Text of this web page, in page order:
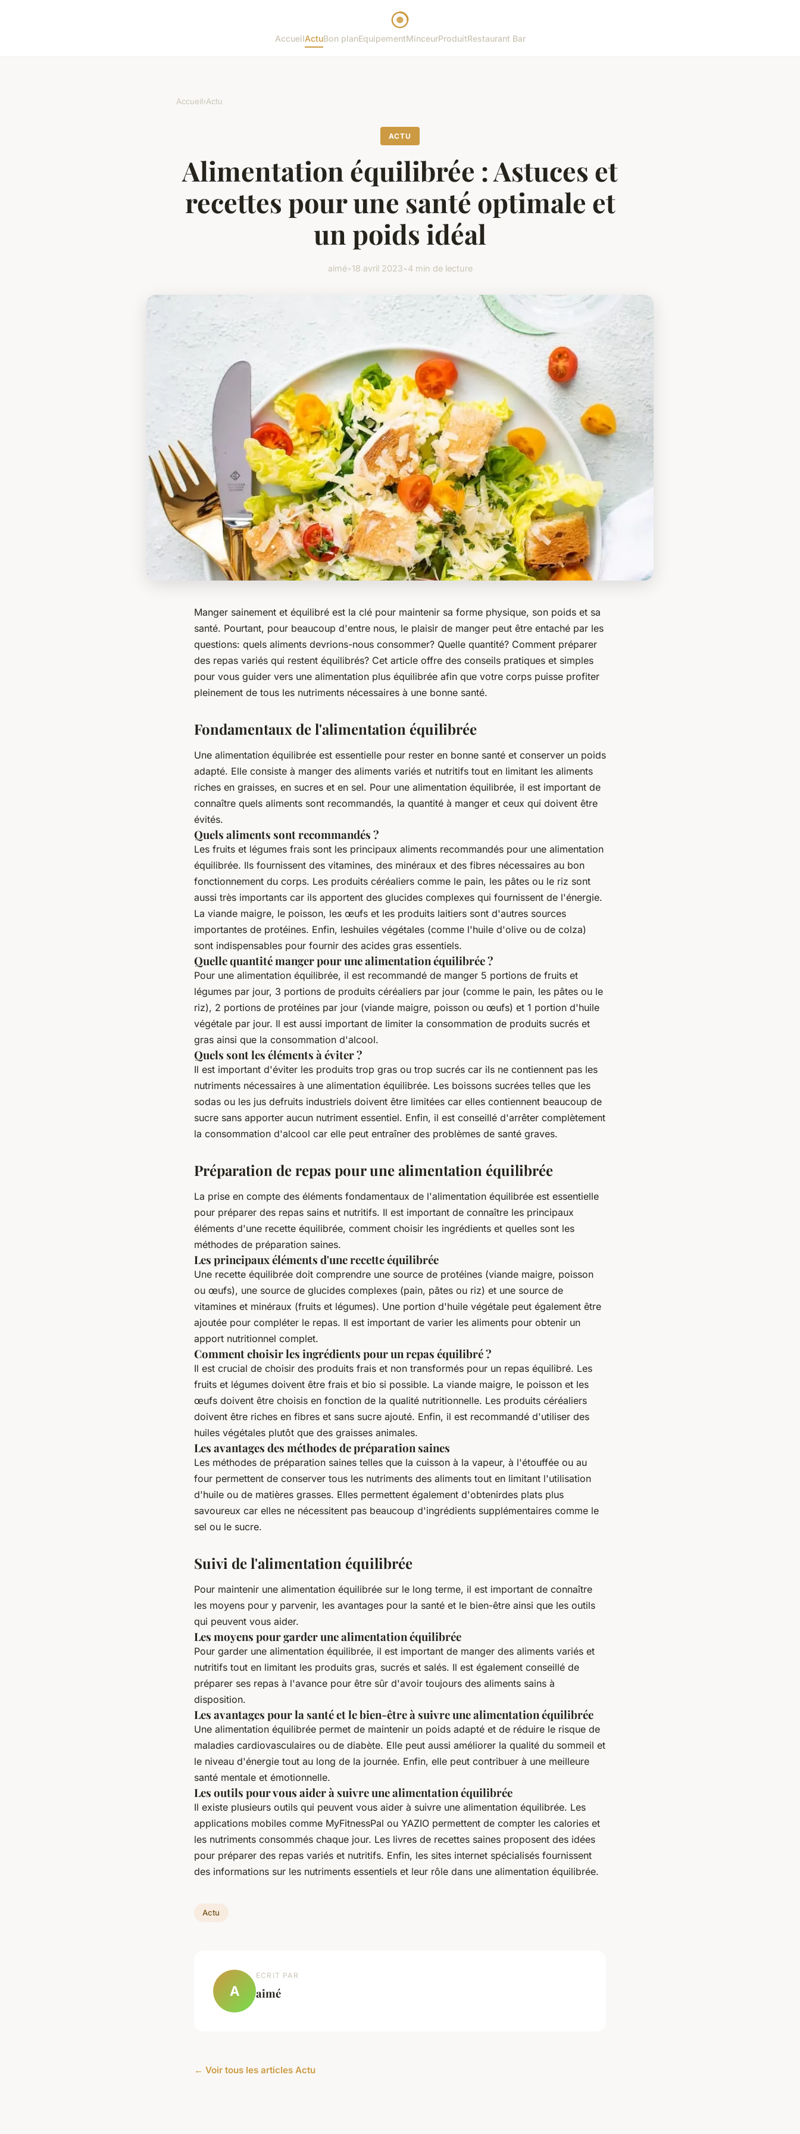
AccueilActuBon planEquipementMinceurProduitRestaurant Bar
Accueil›Actu
ACTU
Alimentation équilibrée : Astuces et
recettes pour une santé optimale et
un poids idéal
aimé•18 avril 2023•4 min de lecture
Manger sainement et équilibré est la clé pour maintenir sa forme physique, son poids et sa
santé. Pourtant, pour beaucoup d'entre nous, le plaisir de manger peut être entaché par les
questions: quels aliments devrions-nous consommer? Quelle quantité? Comment préparer
des repas variés qui restent équilibrés? Cet article offre des conseils pratiques et simples
pour vous guider vers une alimentation plus équilibrée afin que votre corps puisse profiter
pleinement de tous les nutriments nécessaires à une bonne santé.
Fondamentaux de l'alimentation équilibrée
Une alimentation équilibrée est essentielle pour rester en bonne santé et conserver un poids
adapté. Elle consiste à manger des aliments variés et nutritifs tout en limitant les aliments
riches en graisses, en sucres et en sel. Pour une alimentation équilibrée, il est important de
connaître quels aliments sont recommandés, la quantité à manger et ceux qui doivent être
évités.
Quels aliments sont recommandés ?
Les fruits et légumes frais sont les principaux aliments recommandés pour une alimentation
équilibrée. Ils fournissent des vitamines, des minéraux et des fibres nécessaires au bon
fonctionnement du corps. Les produits céréaliers comme le pain, les pâtes ou le riz sont
aussi très importants car ils apportent des glucides complexes qui fournissent de l'énergie.
La viande maigre, le poisson, les œufs et les produits laitiers sont d'autres sources
importantes de protéines. Enfin, leshuiles végétales (comme l'huile d'olive ou de colza)
sont indispensables pour fournir des acides gras essentiels.
Quelle quantité manger pour une alimentation équilibrée ?
Pour une alimentation équilibrée, il est recommandé de manger 5 portions de fruits et
légumes par jour, 3 portions de produits céréaliers par jour (comme le pain, les pâtes ou le
riz), 2 portions de protéines par jour (viande maigre, poisson ou œufs) et 1 portion d'huile
végétale par jour. Il est aussi important de limiter la consommation de produits sucrés et
gras ainsi que la consommation d'alcool.
Quels sont les éléments à éviter ?
Il est important d'éviter les produits trop gras ou trop sucrés car ils ne contiennent pas les
nutriments nécessaires à une alimentation équilibrée. Les boissons sucrées telles que les
sodas ou les jus defruits industriels doivent être limitées car elles contiennent beaucoup de
sucre sans apporter aucun nutriment essentiel. Enfin, il est conseillé d'arrêter complètement
la consommation d'alcool car elle peut entraîner des problèmes de santé graves.
Préparation de repas pour une alimentation équilibrée
La prise en compte des éléments fondamentaux de l'alimentation équilibrée est essentielle
pour préparer des repas sains et nutritifs. Il est important de connaître les principaux
éléments d'une recette équilibrée, comment choisir les ingrédients et quelles sont les
méthodes de préparation saines.
Les principaux éléments d'une recette équilibrée
Une recette équilibrée doit comprendre une source de protéines (viande maigre, poisson
ou œufs), une source de glucides complexes (pain, pâtes ou riz) et une source de
vitamines et minéraux (fruits et légumes). Une portion d'huile végétale peut également être
ajoutée pour compléter le repas. Il est important de varier les aliments pour obtenir un
apport nutritionnel complet.
Comment choisir les ingrédients pour un repas équilibré ?
Il est crucial de choisir des produits frais et non transformés pour un repas équilibré. Les
fruits et légumes doivent être frais et bio si possible. La viande maigre, le poisson et les
œufs doivent être choisis en fonction de la qualité nutritionnelle. Les produits céréaliers
doivent être riches en fibres et sans sucre ajouté. Enfin, il est recommandé d'utiliser des
huiles végétales plutôt que des graisses animales.
Les avantages des méthodes de préparation saines
Les méthodes de préparation saines telles que la cuisson à la vapeur, à l'étouffée ou au
four permettent de conserver tous les nutriments des aliments tout en limitant l'utilisation
d'huile ou de matières grasses. Elles permettent également d'obtenirdes plats plus
savoureux car elles ne nécessitent pas beaucoup d'ingrédients supplémentaires comme le
sel ou le sucre.
Suivi de l'alimentation équilibrée
Pour maintenir une alimentation équilibrée sur le long terme, il est important de connaître
les moyens pour y parvenir, les avantages pour la santé et le bien-être ainsi que les outils
qui peuvent vous aider.
Les moyens pour garder une alimentation équilibrée
Pour garder une alimentation équilibrée, il est important de manger des aliments variés et
nutritifs tout en limitant les produits gras, sucrés et salés. Il est également conseillé de
préparer ses repas à l'avance pour être sûr d'avoir toujours des aliments sains à
disposition.
Les avantages pour la santé et le bien-être à suivre une alimentation équilibrée
Une alimentation équilibrée permet de maintenir un poids adapté et de réduire le risque de
maladies cardiovasculaires ou de diabète. Elle peut aussi améliorer la qualité du sommeil et
le niveau d'énergie tout au long de la journée. Enfin, elle peut contribuer à une meilleure
santé mentale et émotionnelle.
Les outils pour vous aider à suivre une alimentation équilibrée
Il existe plusieurs outils qui peuvent vous aider à suivre une alimentation équilibrée. Les
applications mobiles comme MyFitnessPal ou YAZIO permettent de compter les calories et
les nutriments consommés chaque jour. Les livres de recettes saines proposent des idées
pour préparer des repas variés et nutritifs. Enfin, les sites internet spécialisés fournissent
des informations sur les nutriments essentiels et leur rôle dans une alimentation équilibrée.
Actu
A
ECRIT PAR
aimé
← Voir tous les articles Actu